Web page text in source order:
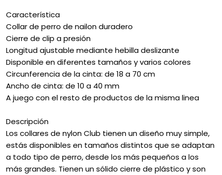
Característica
Collar de perro de nailon duradero
Cierre de clip a presión
Longitud ajustable mediante hebilla deslizante
Disponible en diferentes tamaños y varios colores
Circunferencia de la cinta: de 18 a 70 cm
Ancho de cinta: de 10 a 40 mm
A juego con el resto de productos de la misma linea
Descripción
Los collares de nylon Club tienen un diseño muy simple,
estás disponibles en tamaños distintos que se adaptan
a todo tipo de perro, desde los más pequeños a los
más grandes. Tienen un sólido cierre de plástico y son